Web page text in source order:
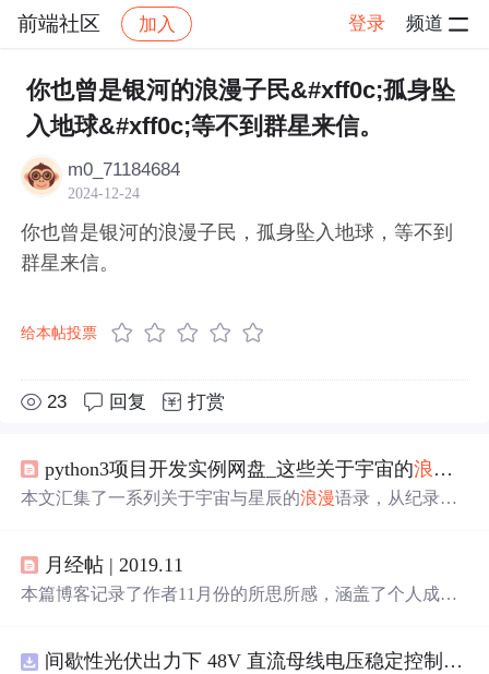
前端社区 加入 登录 频道
社区 前端社区 感慨 帖子详情
你也曾是银河的浪漫子民&#xff0c;孤身坠
入地球&#xff0c;等不到群星来信。
m0_71184684
2024-12-24
你也曾是银河的浪漫子民，孤身坠入地球，等不到
群星来信。
给本帖投票
23 回复 打赏
python3项目开发实例网盘_这些关于宇宙的浪漫
本文汇集了一系列关于宇宙与星辰的浪漫语录，从纪录片
的语言表达了对宇宙的敬畏之情，以及人类作为宇宙一部
分的独特意义。
月经帖 | 2019.11
本篇博客记录了作者11月份的所思所感，涵盖了个人成
生活态度的反思，展现了作者对自我提升和时代变迁的深间歇性光伏出力下 48V 直流母线电压稳定控制及储能双向充放电闭环调控体系研究（Simulink仿真实现）